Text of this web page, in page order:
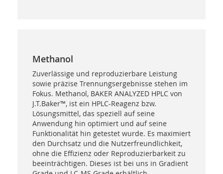
Methanol
Zuverlässige und reproduzierbare Leistung
sowie präzise Trennungsergebnisse stehen im
Fokus. Methanol, BAKER ANALYZED HPLC von
J.T.Baker™, ist ein HPLC-Reagenz bzw.
Lösungsmittel, das speziell auf seine
Anwendung hin optimiert und auf seine
Funktionalität hin getestet wurde. Es maximiert
den Durchsatz und die Nutzerfreundlichkeit,
ohne die Effizienz oder Reproduzierbarkeit zu
beeinträchtigen. Dieses ist bei uns in Gradient